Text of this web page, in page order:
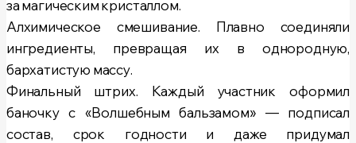
за магическим кристаллом.
Алхимическое смешивание. Плавно соединяли
ингредиенты, превращая их в однородную,
бархатистую массу.
Финальный штрих. Каждый участник оформил
баночку с «Волшебным бальзамом» — подписал
состав, срок годности и даже придумал